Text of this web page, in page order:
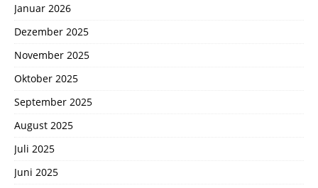
Januar 2026
Dezember 2025
November 2025
Oktober 2025
September 2025
August 2025
Juli 2025
Juni 2025